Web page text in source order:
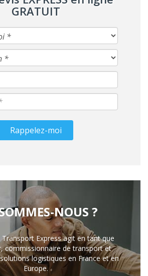
GRATUIT
Rappelez-moi
NOUS ?
Transport Express agit en tant que
commissionnaire de transport et
logistiques en France et en
Europe.